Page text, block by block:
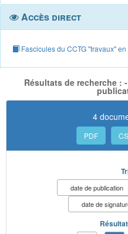
Accès direct
Fascicules du CCTG "travaux"
Résultats de recherche :
4
PDF
date de publication
date de